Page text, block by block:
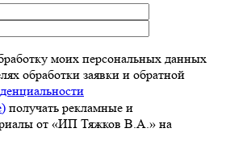
моих персональных данных
обработки заявки и обратной
получать рекламные и
от «ИП Тяжков В.А.» на